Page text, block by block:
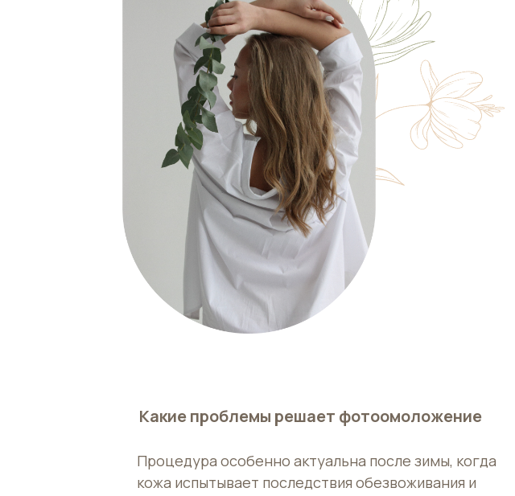
Какие проблемы решает фотоомоложение
Процедура особенно актуальна после зимы, когда
кожа испытывает последствия обезвоживания и